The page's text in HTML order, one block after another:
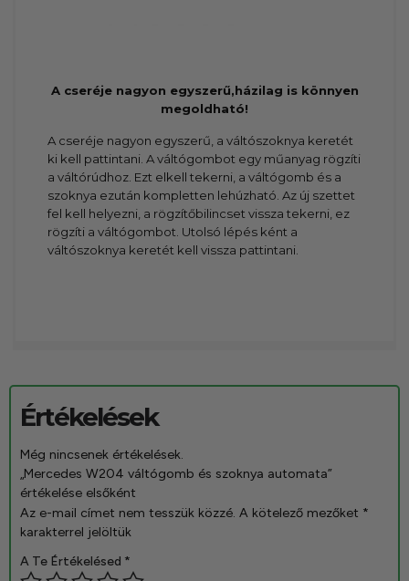
A cseréje nagyon egyszerű,házilag is könnyen
megoldható!
A cseréje nagyon egyszerű, a váltószoknya keretét
ki kell pattintani. A váltógombot egy műanyag rögzíti
a váltórúdhoz. Ezt elkell tekerni, a váltógomb és a
szoknya ezután kompletten lehúzható. Az új szettet
fel kell helyezni, a rögzítőbilincset vissza tekerni, ez
rögzíti a váltógombot. Utolsó lépés ként a
váltószoknya keretét kell vissza pattintani.
Értékelések
Még nincsenek értékelések.
„Mercedes W204 váltógomb és szoknya automata”
értékelése elsőként
Az e-mail címet nem tesszük közzé. A kötelező mezőket *
karakterrel jelöltük
A Te Értékelésed *